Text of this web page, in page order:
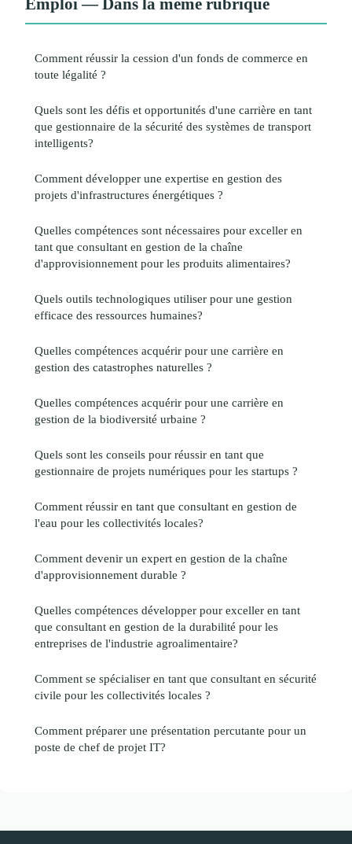
Comment réussir la cession d'un fonds de commerce en
toute légalité ?
Quels sont les défis et opportunités d'une carrière en tant
que gestionnaire de la sécurité des systèmes de transport
intelligents?
Comment développer une expertise en gestion des
projets d'infrastructures énergétiques ?
Quelles compétences sont nécessaires pour exceller en
tant que consultant en gestion de la chaîne
d'approvisionnement pour les produits alimentaires?
Quels outils technologiques utiliser pour une gestion
efficace des ressources humaines?
Quelles compétences acquérir pour une carrière en
gestion des catastrophes naturelles ?
Quelles compétences acquérir pour une carrière en
gestion de la biodiversité urbaine ?
Quels sont les conseils pour réussir en tant que
gestionnaire de projets numériques pour les startups ?
Comment réussir en tant que consultant en gestion de
l'eau pour les collectivités locales?
Comment devenir un expert en gestion de la chaîne
d'approvisionnement durable ?
Quelles compétences développer pour exceller en tant
que consultant en gestion de la durabilité pour les
entreprises de l'industrie agroalimentaire?
Comment se spécialiser en tant que consultant en sécurité
civile pour les collectivités locales ?
Comment préparer une présentation percutante pour un
poste de chef de projet IT?